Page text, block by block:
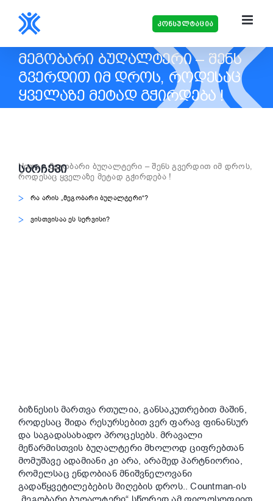
content
კონსულტაცია
ᲛᲔᲒᲝᲑᲐᲠᲘ ᲑᲣᲦᲐᲚᲢᲔᲠᲘ – ᲨᲔᲜᲡ
ᲒᲕᲔᲠᲓᲘᲗ ᲘᲛ ᲓᲠᲝᲡ, ᲠᲝᲓᲔᲡᲐᲪ
ᲧᲕᲔᲚᲐᲖᲔ ᲛᲔᲢᲐᲓ ᲒᲭᲘᲠᲓᲔᲑᲐ !
Home»მეგობარი ბუღალტერი – შენს გვერდით იმ დროს,
როდესაც ყველაზე მეტად გჭირდება !
ბიზნესის მართვა რთულია, განსაკუთრებით მაშინ,
როდესაც შიდა რესურსებით ვერ ფარავ ფინანსურ
და საგადასახადო პროცესებს. მრავალი
მეწარმისთვის ბუღალტერი მხოლოდ ციფრებთან
მომუშავეადამიანი კი არა, არამედ პარტნიორია,
რომელსაც ენდობიან მნიშვნელოვანი
გადაწყვეტილებების მიღების დროს.. Countman-ის
ᲡᲐᲠᲩᲔᲕᲘ
რა არის „მეგობარი ბუღალტერი“?
ვისთვისაა ეს სერვისი?